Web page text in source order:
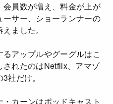
Watchlist
過去の配信終了作品
Get Freaxフォーラム
コース別料金プラン
お問い合わせ
員数が増え、料金が上が
サー、ショーランナーの
ました。
アップルやグーグルはこ
れたのはNetflix、アマゾ
社だけ。
カーンはポッドキャスト